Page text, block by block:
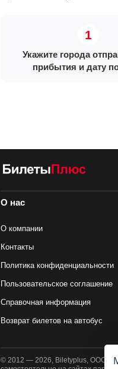
Укажите города
прибытия и дату
О нас
О компании
Контакты
Политика конфиденциальности
Пользовательское соглашение
Справочная информация
Возврат билетов на автобус
© 2012 — 2026, Biletyplus, ООО